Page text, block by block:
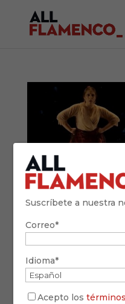
Guía completa del
El alma festiva del
Pocas
Suscríbete a nuestra
Correo*
Idioma*
Acepto los